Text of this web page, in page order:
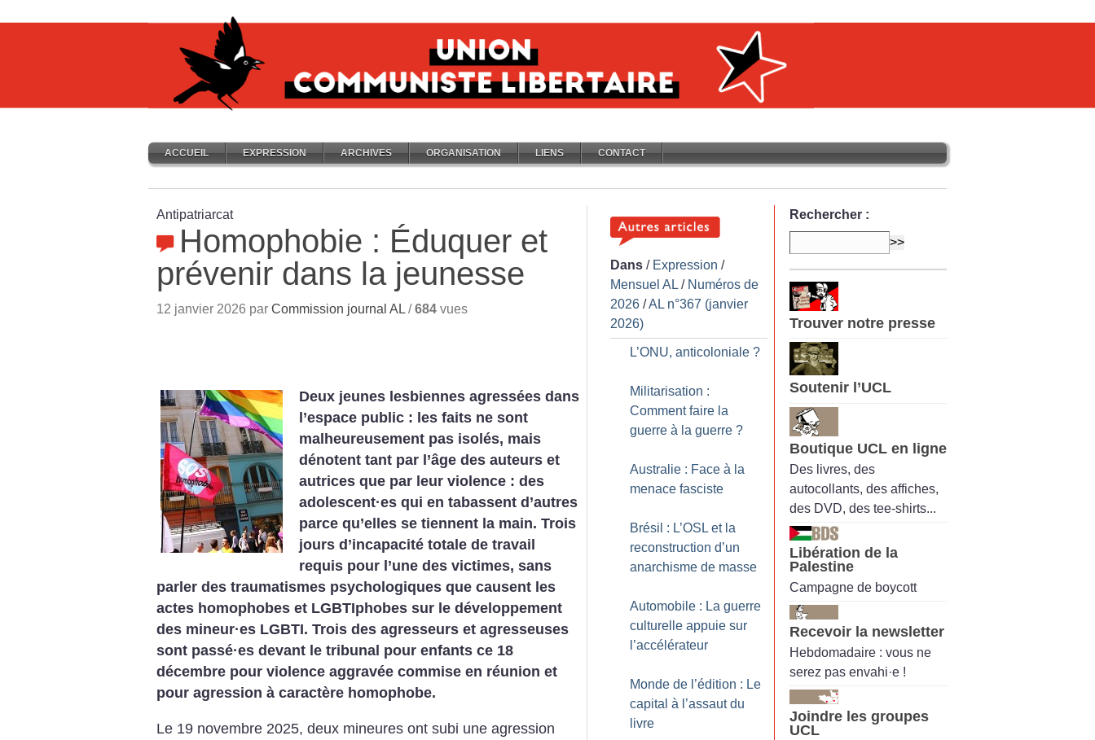
ACCUEIL EXPRESSION ARCHIVES ORGANISATION LIENS CONTACT
Antipatriarcat
Homophobie : Éduquer et
prévenir dans la jeunesse
12 janvier 2026 par Commission journal AL /684 vues
Deux jeunes lesbiennes agressées dans
l’espace public : les faits ne sont
malheureusement pas isolés, mais
dénotent tant par l’âge des auteurs et
autrices que par leur violence : des
adolescent·es qui en tabassent d’autres
parce qu’elles se tiennent la main. Trois
jours d’incapacité totale de travail
requis pour l’une des victimes, sans
parler des traumatismes psychologiques que causent les
actes homophobes et LGBTIphobes sur le développement
des mineur·es LGBTI. Trois des agresseurs et agresseuses
sont passé·es devant le tribunal pour enfants ce 18
décembre pour violence aggravée commise en réunion et
pour agression à caractère homophobe.
Le 19 novembre 2025, deux mineures ont subi une agression
Dans / Expression /
Mensuel AL / Numéros de
2026 /AL n°367 (janvier
2026)
L’ONU, anticoloniale ?
Militarisation :
Comment faire la
guerre à la guerre ?
Australie : Face à la
menace fasciste
Brésil : L’OSL et la
reconstruction d’un
anarchisme de masse
Automobile : La guerre
culturelle appuie sur
l’accélérateur
Monde de l’édition : Le
capital à l’assaut du
livre
Rechercher :
Trouver notre presse
Soutenir l’UCL
Boutique UCL en ligne
Des livres, des
autocollants, des affiches,
des DVD, des tee-shirts...
Libération de la
Palestine
Campagne de boycott
Recevoir la newsletter
Hebdomadaire : vous ne
serez pas envahi·e !
Joindre les groupes
UCL